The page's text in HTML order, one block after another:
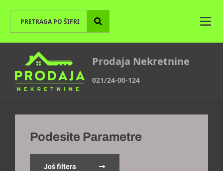
Prodaja Nekretnine
021/24-00-124
Podesite Parametre
Još filtera